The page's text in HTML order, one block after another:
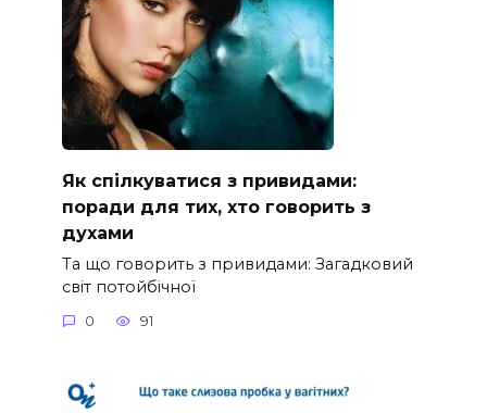
Як спілкуватися з привидами:
поради для тих, хто говорить з
духами
Та що говорить з привидами: Загадковий
світ потойбічної
0 91